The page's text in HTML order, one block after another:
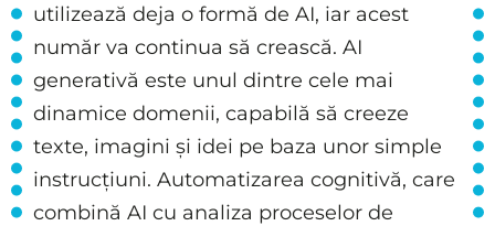
utilizează deja o formă de AI, iar acest
număr va continua să crească. AI
generativă este unul dintre cele mai
dinamice domenii, capabilă să creeze
texte, imagini și idei pe baza unor simple
instrucțiuni. Automatizarea cognitivă, care
combină AI cu analiza proceselor de